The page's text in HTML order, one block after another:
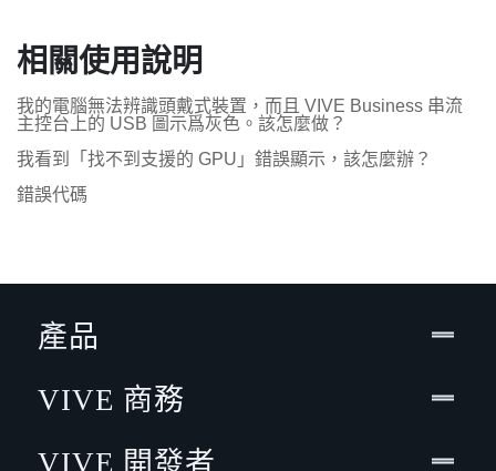
相關使用說明
我的電腦無法辨識頭戴式裝置，而且 VIVE Business 串流
主控台上的 USB 圖示爲灰色。該怎麼做？
我看到「找不到支援的 GPU」錯誤顯示，該怎麼辦？
錯誤代碼
產品
VIVE 商務
VIVE 開發者